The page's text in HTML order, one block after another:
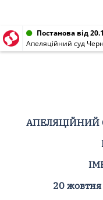
Постанова від
Апеляційний суд
АПЕЛЯЦІЙНИЙ
20